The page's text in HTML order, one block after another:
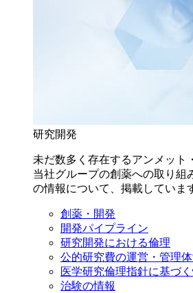
研究開発
未だ数多く存在するアンメット
当社グループの創薬への取り組
の情報について、掲載していま
創薬・開発
開発パイプライン
研究開発における倫理
公的研究費の運営・管理体
医学研究倫理指針に基づ
治験の情報